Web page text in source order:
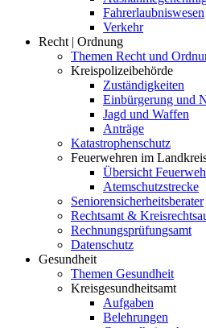
Fahrerlaubniswesen
Verkehr
Recht | Ordnung
Themen Recht und
Kreispolizeibehörde
Zuständigkeiten
Einbürgerung und
Jagd und Waffen
Anträge
Katastrophenschutz
Feuerwehren im
Übersicht
Atemschutzstrecke
Seniorensicherheitsberater
Rechtsamt &
Rechnungsprüfungsamt
Datenschutz
Gesundheit
Themen Gesundheit
Kreisgesundheitsamt
Aufgaben
Belehrungen